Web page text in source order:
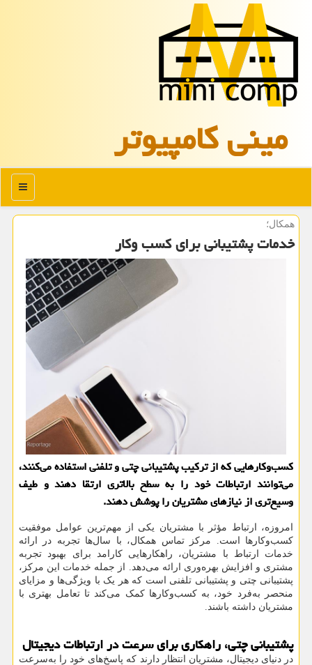
مینی كامپیوتر
منو
همکال؛
خدمات پشتیبانی برای کسب وکار
کسب‌وکارهایی که از ترکیب پشتیبانی چتی و تلفنی استفاده می‌کنند،
می‌توانند ارتباطات خود را به سطح بالاتری ارتقا دهند و طیف
وسیع‌تری از نیازهای مشتریان را پوشش دهند.
امروزه، ارتباط مؤثر با مشتریان یکی از مهم‌ترین عوامل موفقیت
کسب‌وکارها است. مرکز تماس همکال، با سال‌ها تجربه در ارائه
خدمات ارتباط با مشتریان، راهکارهایی کارامد برای بهبود تجربه
مشتری و افزایش بهره‌وری ارائه می‌دهد. از جمله خدمات این مرکز،
پشتیبانی چتی و پشتیبانی تلفنی است که هر یک با ویژگی‌ها و مزایای
منحصر به‌فرد خود، به کسب‌وکارها کمک می‌کند تا تعامل بهتری با
مشتریان داشته باشند.
پشتیبانی چتی، راهکاری برای سرعت در ارتباطات دیجیتال
در دنیای دیجیتال، مشتریان انتظار دارند که پاسخ‌های خود را به‌سرعت